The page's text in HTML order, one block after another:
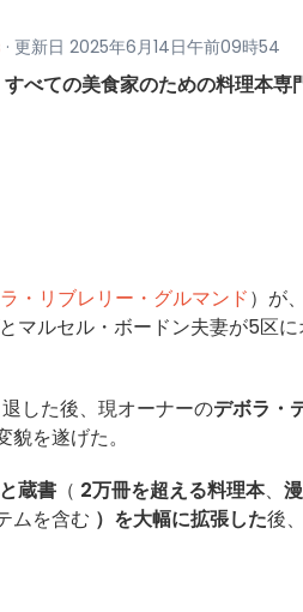
· 更新日 2025年6月14日午前09時54
ての美食家のための料理本専
・リブレリー・グルマンド）が、
マルセル・ボードン夫妻が5区に
した後、現オーナーのデボラ・
貌を遂げた。
蔵書 （ 2万冊を超える料理本、
ムを含む ）を大幅に拡張した後、